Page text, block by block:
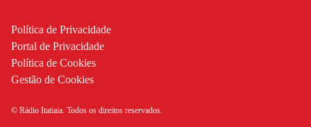
Política de Privacidade
Portal de Privacidade
Política de Cookies
Gestão de Cookies
© Rádio Itatiaia. Todos os direitos reservados.